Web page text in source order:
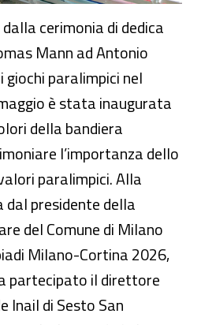
cerimonia di dedica
Mann ad Antonio
giochi paralimpici nel
è stata inaugurata
della bandiera
l’importanza dello
paralimpici. Alla
dal presidente della
del Comune di Milano
Milano-Cortina 2026,
partecipato il direttore
Inail di Sesto San